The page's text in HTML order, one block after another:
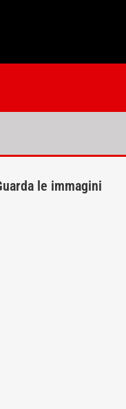
le immagini